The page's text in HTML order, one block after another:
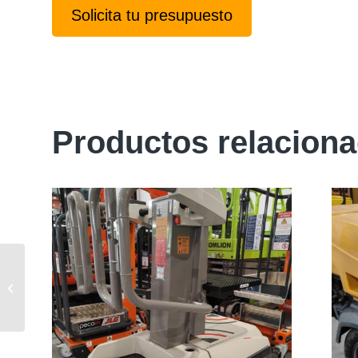
Solicita tu presupuesto
Productos
Heli CDD12